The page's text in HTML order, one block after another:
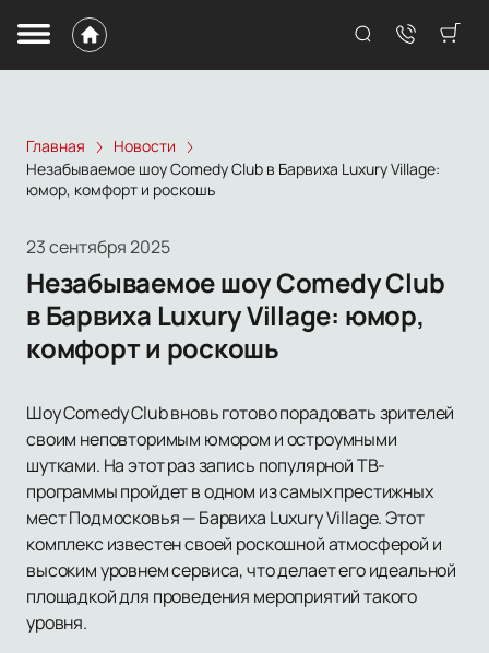
Главная
Новости
Незабываемое шоу Comedy Club в Барвиха Luxury Village:
юмор, комфорт и роскошь
23 сентября 2025
Незабываемое шоу Comedy Club
в Барвиха Luxury Village: юмор,
комфорт и роскошь
Шоу Comedy Club вновь готово порадовать зрителей
своим неповторимым юмором и остроумными
шутками. На этот раз запись популярной ТВ-
программы пройдет в одном из самых престижных
мест Подмосковья — Барвиха Luxury Village. Этот
комплекс известен своей роскошной атмосферой и
высоким уровнем сервиса, что делает его идеальной
площадкой для проведения мероприятий такого
уровня.